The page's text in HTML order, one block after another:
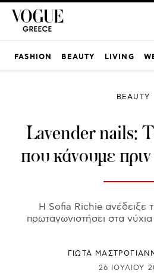
FASHION BEAUTY LIVING
BEAUTY
Lavender nails:
που κάνουμε πριν
Η Sofia Richie ανέδειξε
πρωταγωνιστήσει στα
ΓΙΩΤΑ
26 ΙΟΥΛΊΟΥ